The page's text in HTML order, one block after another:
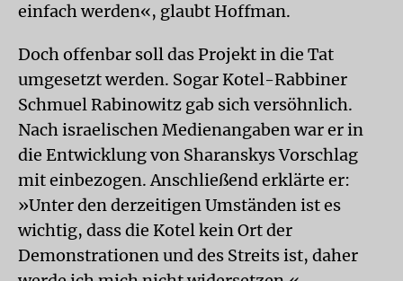
einfach werden«, glaubt Hoffman.
Doch offenbar soll das Projekt in die Tat
umgesetzt werden. Sogar Kotel-Rabbiner
Schmuel Rabinowitz gab sich versöhnlich.
Nach israelischen Medienangaben war er in
die Entwicklung von Sharanskys Vorschlag
mit einbezogen. Anschließend erklärte er:
»Unter den derzeitigen Umständen ist es
wichtig, dass die Kotel kein Ort der
Demonstrationen und des Streits ist, daher